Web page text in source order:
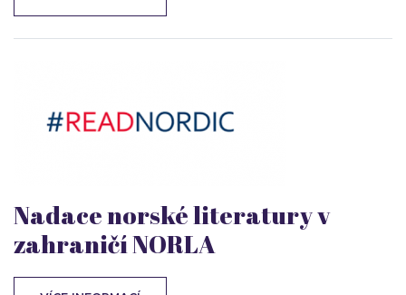
Nadace norské literatury v
zahraničí NORLA